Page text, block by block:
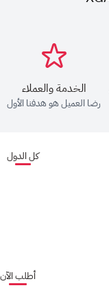
الخدمة والعملاء
رضا العميل هو هدفنا الأول
كل الدول
أطلب الآن